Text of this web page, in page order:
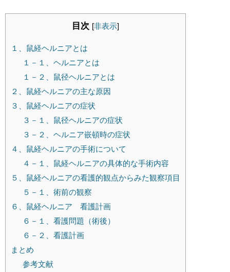
目次 [非表示]
１、鼠経ヘルニアとは
１－１、ヘルニアとは
１－２、鼠径ヘルニアとは
２、鼠経ヘルニアの主な原因
３、鼠経ヘルニアの症状
３－１、鼠径ヘルニアの症状
３－２、ヘルニア嵌頓時の症状
４、鼠経ヘルニアの手術について
４－１、鼠経ヘルニアの具体的な手術内容
５、鼠経ヘルニアの看護的観点からみた観察項目
５－１、術前の観察
６、鼠経ヘルニア 看護計画
６－１、看護問題（術後）
６－２、看護計画
まとめ
参考文献